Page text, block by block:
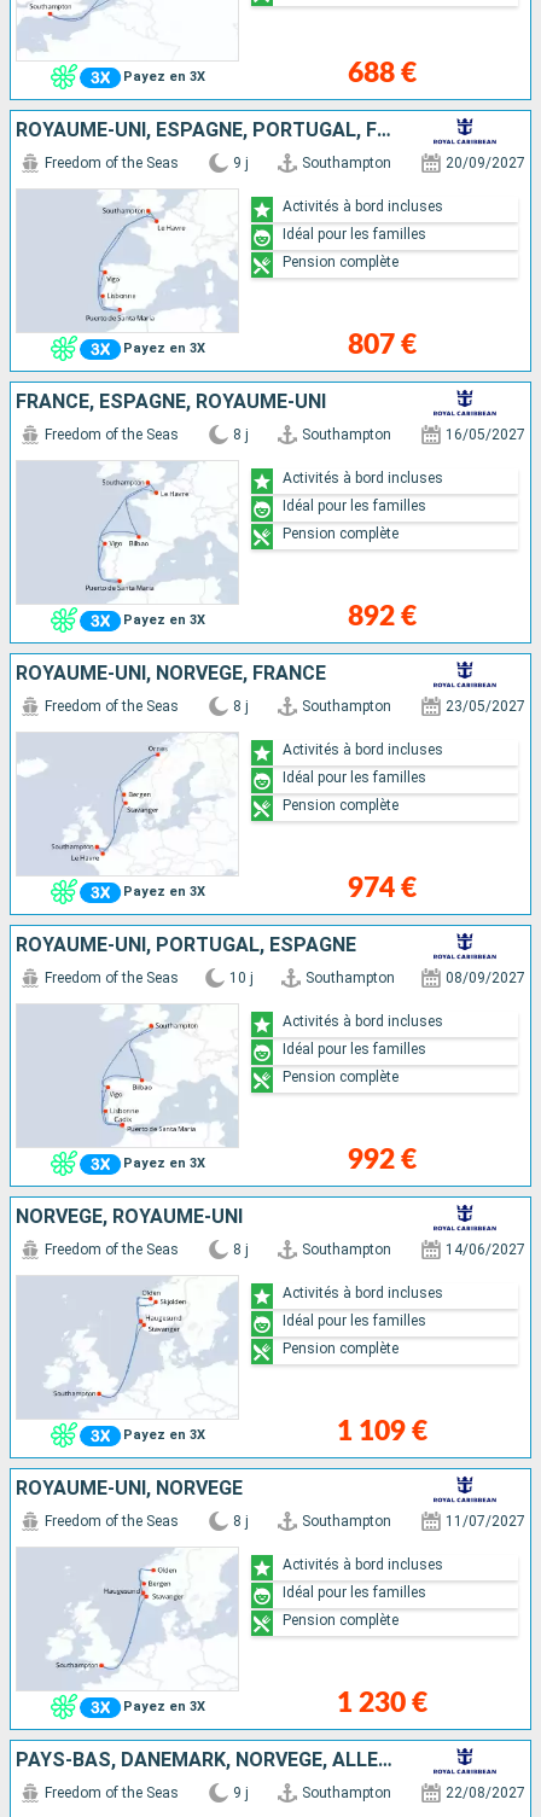
Payez en 3X 688 €
ROYAUME-UNI, ESPAGNE, PORTUGAL, FRANCE
Payez en 3X
Freedom of the Seas 9 j Southampton 20/09/2027
807 €
Activités à bord incluses
Idéal pour les familles
Pension complète
FRANCE, ESPAGNE, ROYAUME-UNI
Payez en 3X
Freedom of the Seas 8 j Southampton 16/05/2027
892 €
Activités à bord incluses
Idéal pour les familles
Pension complète
ROYAUME-UNI, NORVÈGE, FRANCE
Payez en 3X
Freedom of the Seas 8 j Southampton 23/05/2027
974 €
Activités à bord incluses
Idéal pour les familles
Pension complète
ROYAUME-UNI, PORTUGAL, ESPAGNE
Payez en 3X
Freedom of the Seas 10 j Southampton 08/09/2027
992 €
Activités à bord incluses
Idéal pour les familles
Pension complète
NORVÈGE, ROYAUME-UNI
Payez en 3X
Freedom of the Seas 8 j Southampton 14/06/2027
1 109 €
Activités à bord incluses
Idéal pour les familles
Pension complète
ROYAUME-UNI, NORVÈGE
Payez en 3X
Freedom of the Seas 8 j Southampton 11/07/2027
1 230 €
Activités à bord incluses
Idéal pour les familles
Pension complète
PAYS-BAS, DANEMARK, NORVÈGE, ALLEMAGNE, ROYAUME-UNI
Freedom of the Seas 9 j Southampton 22/08/2027